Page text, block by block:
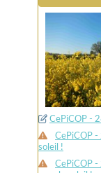
CePiCOP -
CePiCOP -
soleil !
CePiCOP -